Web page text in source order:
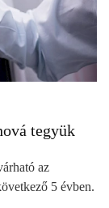
tegyük
az
5 évben.